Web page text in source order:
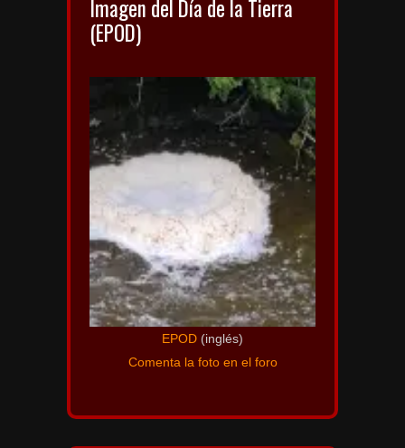
Imagen del Día de la Tierra
(EPOD)
EPOD (inglés)
Comenta la foto en el foro